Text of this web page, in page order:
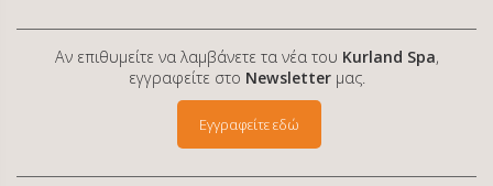
Αν επιθυμείτε να λαμβάνετε τα νέα του Kurland Spa,
εγγραφείτε στο Newsletterμας.
Εγγραφείτε εδώ